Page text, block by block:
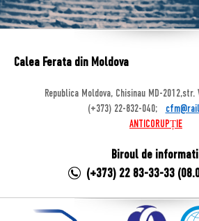
Calea Ferata din Moldova
Republica Moldova, Chisinau MD-
(+373) 22-832-040;
ANTICORUPȚIE
Biroul de
(+373) 22 83-33-33